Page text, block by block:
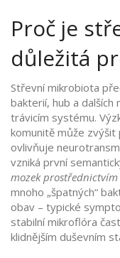
Proč je
důležitá
Střevní mikrobiota
bakterií, hub a dalších
trávicím systému.
komunitě může zvýšit
ovlivňuje
vzniká první
mozek prostřednictvím
mnoho „špatných“
obav – typické
stabilní mikroflóra
klidnějším duševním